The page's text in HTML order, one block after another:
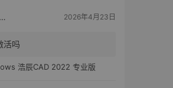
那心中的话 2026年4月23日
活吗
浩辰CAD 2022 专业版